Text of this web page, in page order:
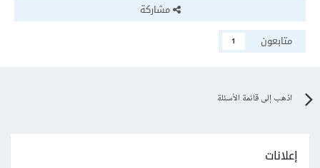
مشاركة
متابعون
1
اذهب إلى قائمة الأسئلة
إعلانات